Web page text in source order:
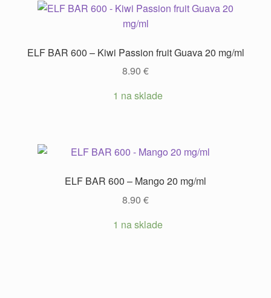
ELF BAR 600 – Kiwi Passion fruit Guava 20 mg/ml
8.90 €
1 na sklade
ELF BAR 600 – Mango 20 mg/ml
8.90 €
1 na sklade